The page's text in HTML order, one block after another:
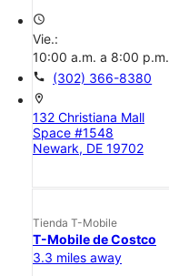
access_time
Vie.:
10:00 a.m. a 8:00 p.m.
call (302) 366-8380
location_on
132 Christiana Mall
Space #1548
Newark, DE 19702
Tienda T-Mobile
T-Mobile de Costco
3.3 miles away